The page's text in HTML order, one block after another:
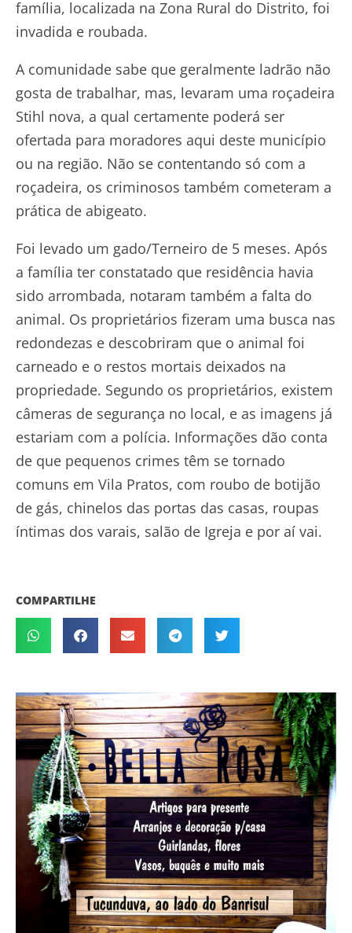
família, localizada na Zona Rural do Distrito, foi
invadida e roubada.
A comunidade sabe que geralmente ladrão não
gosta de trabalhar, mas, levaram uma roçadeira
Stihl nova, a qual certamente poderá ser
ofertada para moradores aqui deste município
ou na região. Não se contentando só com a
roçadeira, os criminosos também cometeram a
prática de abigeato.
Foi levado um gado/Terneiro de 5 meses. Após
a família ter constatado que residência havia
sido arrombada, notaram também a falta do
animal. Os proprietários fizeram uma busca nas
redondezas e descobriram que o animal foi
carneado e o restos mortais deixados na
propriedade. Segundo os proprietários, existem
câmeras de segurança no local, e as imagens já
estariam com a polícia. Informações dão conta
de que pequenos crimes têm se tornado
comuns em Vila Pratos, com roubo de botijão
de gás, chinelos das portas das casas, roupas
íntimas dos varais, salão de Igreja e por aí vai.
COMPARTILHE